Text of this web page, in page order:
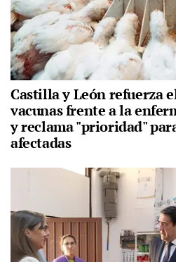
Castilla y León refuerza
vacunas frente a la
y reclama "prioridad"
afectadas